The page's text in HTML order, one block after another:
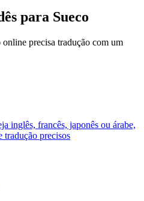
para Sueco
precisa tradução com um
inglês, francês, japonês ou árabe,
tradução precisos